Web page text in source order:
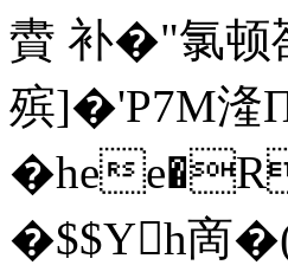
賮 补�"氯
殡]�'P7M湰Π
�he
�$$Yh啇